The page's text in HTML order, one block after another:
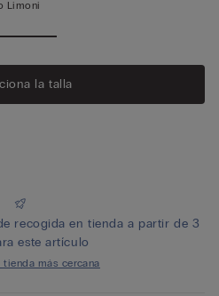
Limoni
la talla
recogida en tienda a partir de 3
este artículo
tienda más cercana